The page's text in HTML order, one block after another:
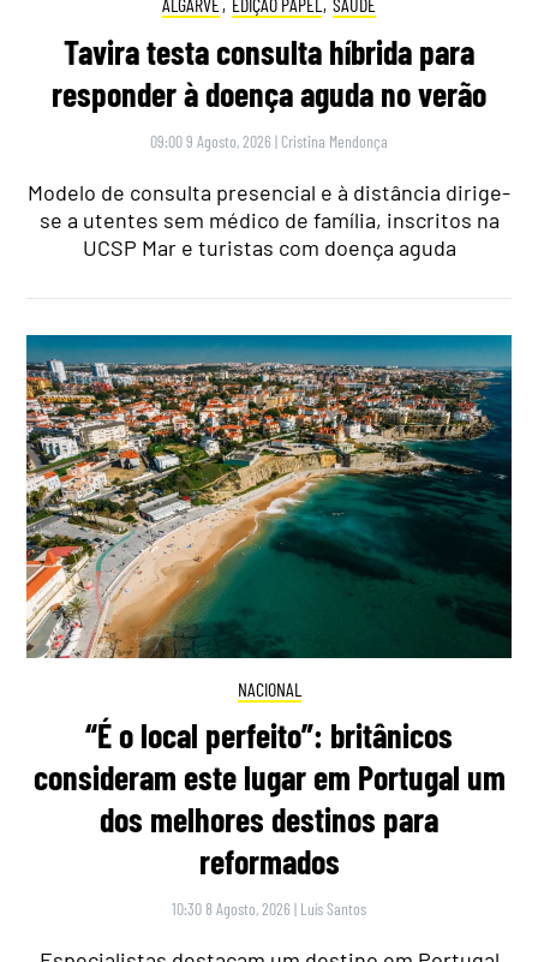
ALGARVE, EDIÇÃO PAPEL , SAÚDE
Tavira testa consulta híbrida para
responder à doença aguda no verão
09:00 9 Agosto, 2026 | Cristina Mendonça
Modelo de consulta presencial e à distância dirige-
se a utentes sem médico de família, inscritos na
UCSP Mar e turistas com doença aguda
NACIONAL
“É o local perfeito”: britânicos
consideram este lugar em Portugal um
dos melhores destinos para
reformados
10:30 8 Agosto, 2026 | Luís Santos